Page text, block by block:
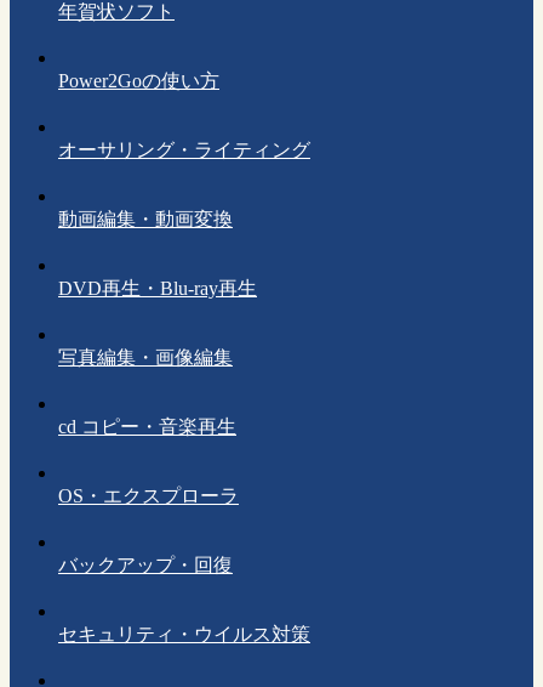
年賀状ソフト
Power2Goの使い方
オーサリング・ライティング
動画編集・動画変換
DVD再生・Blu-ray再生
写真編集・画像編集
cd コピー・音楽再生
OS・エクスプローラ
バックアップ・回復
セキュリティ・ウイルス対策